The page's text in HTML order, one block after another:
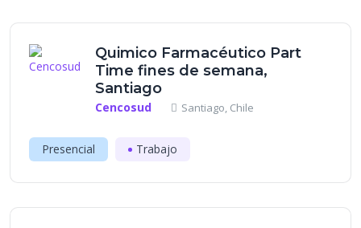
Quimico Farmacéutico Part
Time fines de semana,
Santiago
Cencosud Santiago, Chile
Presencial Trabajo